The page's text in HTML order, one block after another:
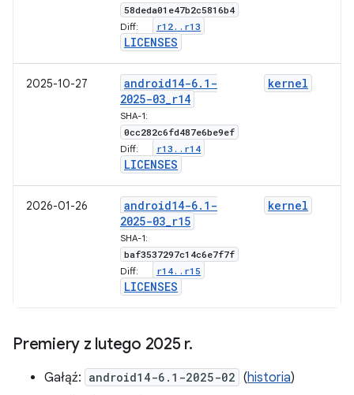
58deda01e47b2c5816b4
Diff: r12. . r13
LICENSES
2025-10-27 android14-6. 1-
2025-03_r14
SHA-1:
0cc282c6fd487e6be9ef
Diff: r13 . . r14
LICENSES
kernel
2026-01-26 android14-6. 1-
2025-03_r15
SHA-1:
baf3537297c14c6e7f7f
Diff: r14. . r15
LICENSES
kernel
Premiery z lutego 2025 r.
Gałąź: android14-6.1-2025-02 (historia)